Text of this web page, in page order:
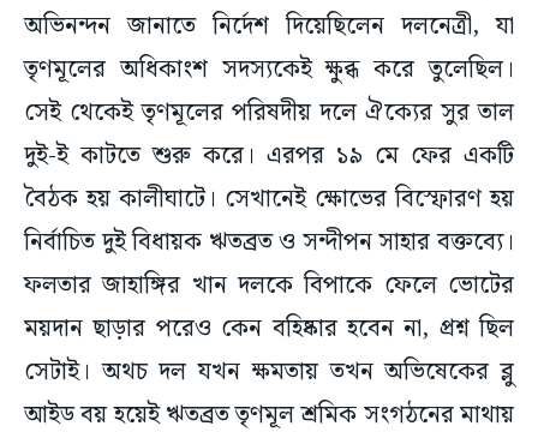
তৃণমূলের অধিকাংশ সদস্যকেই ক্ষুব্ধ করে তুলেছিল।
সেই থেকেই তৃণমূলের পরিষদীয় দলে ঐক্যের সুর তাল
দুই-ই কাটতে শুরু করে। এরপর ১৯ মে ফের একটি
বৈঠক হয় কালীঘাটে। সেখানেই ক্ষোভের বিস্ফোরণ হয়
নির্বাচিত দুই বিধায়ক ঋতব্রত ও সন্দীপন সাহার বক্তব্যে।
ফলতার জাহাঙ্গির খান দলকে বিপাকে ফেলে ভোটের
ময়দান ছাড়ার পরেও কেন বহিষ্কার হবেন না, প্রশ্ন ছিল
সেটাই। অথচ দল যখন ক্ষমতায় তখন অভিষেকের ব্লু
আইড বয় হয়েই ঋতব্রত তৃণমূল শ্রমিক সংগঠনের মাথায়
ছিলেন শেষ দিন পর্যন্ত। উত্তরের চা বাগানে ঘুরে ঘুরে